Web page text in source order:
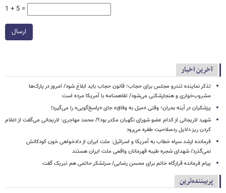
1 + 5 =
ارسال
آخرین اخبار
تذکر نماینده تندرو مجلس برای حجاب؛ قانون حجاب باید ابلاغ شود/ امروز در پارک‌ها
مشروب‌خواری و هنجارشکنی می‌شود/ تفاهمنامه با آمریکا مرده است
پزشکیان در آینه بحران؛ وقتی «میل به وفاق» جای «پاسخ‌گویی» را می‌گیرد!
شهید لاریجانی از کدام عضو شورای نگهبان مکدر بود؟/ محمد مهاجری: لاریجانی می‌گفت از اعلام
کردن ریز دلایل ردصلاحیت طفره می‌رود
فرمانده ارشد سپاه خطاب به آمریکا و اسرائیل: ملت ایران از دادخواهی خون کودکانش
نمی‌گذرد/ شهدای شجره طیبه قهرمانان واقعی ملت ایران هستند
پیام فرمانده قرارگاه خاتم برای محسن رضایی/ سرلشکر حاتمی هم تبریک گفت
پربیننده‌ترین